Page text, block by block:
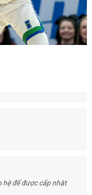
hệ để được cấp nhật